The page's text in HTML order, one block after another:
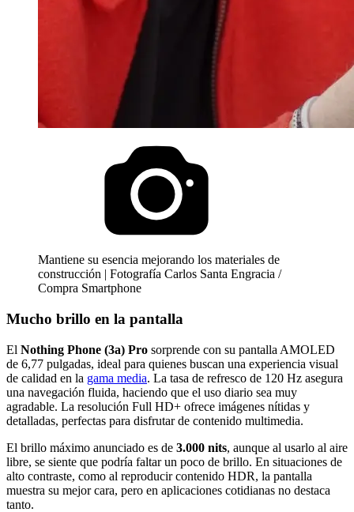
Mantiene su esencia mejorando los materiales de
construcción | Fotografía Carlos Santa Engracia /
Compra Smartphone
Mucho brillo en la pantalla
El Nothing Phone (3a) Pro sorprende con su pantalla AMOLED
de 6,77 pulgadas, ideal para quienes buscan una experiencia visual
de calidad en la gama media. La tasa de refresco de 120 Hz asegura
una navegación fluida, haciendo que el uso diario sea muy
agradable. La resolución Full HD+ ofrece imágenes nítidas y
detalladas, perfectas para disfrutar de contenido multimedia.
El brillo máximo anunciado es de 3.000 nits, aunque al usarlo al aire
libre, se siente que podría faltar un poco de brillo. En situaciones de
alto contraste, como al reproducir contenido HDR, la pantalla
muestra su mejor cara, pero en aplicaciones cotidianas no destaca
tanto.